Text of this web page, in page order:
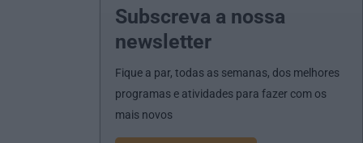
Subscreva a nossa
newsletter
Fique a par, todas as semanas, dos melhores
programas e atividades para fazer com os
mais novos